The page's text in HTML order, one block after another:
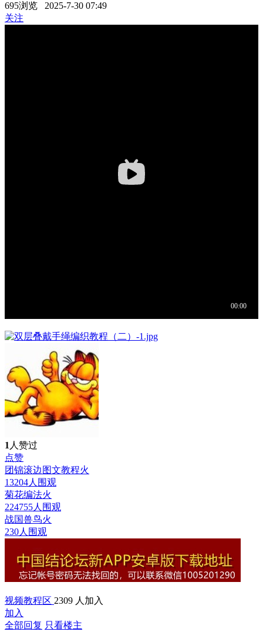
695浏览 2025-7-30 07:49
关注
1 人赞过
点赞
团锦滚边图文教程火
13204人围观
菊花编法火
224755人围观
战国兽鸟火
230人围观
视频教程区 2309 人加入
加入
全部回复 只看楼主